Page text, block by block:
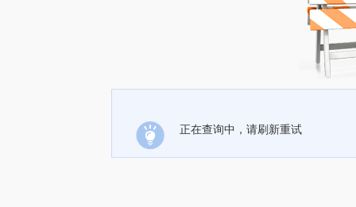
正在查询中，请刷新重试